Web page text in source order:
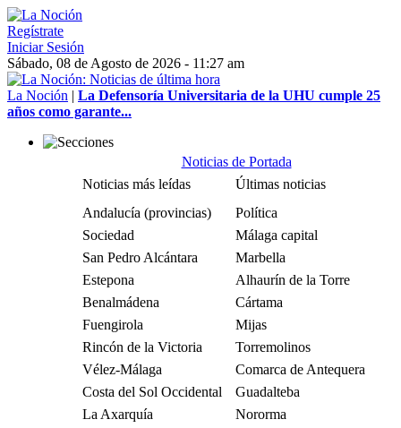
Regístrate
Iniciar Sesión
Sábado, 08 de Agosto de 2026 - 11:27 am
La Noción | La Defensoría Universitaria de la UHU cumple 25
años como garante...
Noticias de Portada
Noticias más leídas
Últimas noticias
Andalucía (provincias)
Política
Sociedad
Málaga capital
San Pedro Alcántara
Marbella
Estepona
Alhaurín de la Torre
Benalmádena
Cártama
Fuengirola
Mijas
Rincón de la Victoria
Torremolinos
Vélez-Málaga
Comarca de Antequera
Costa del Sol Occidental
Guadalteba
La Axarquía
Nororma